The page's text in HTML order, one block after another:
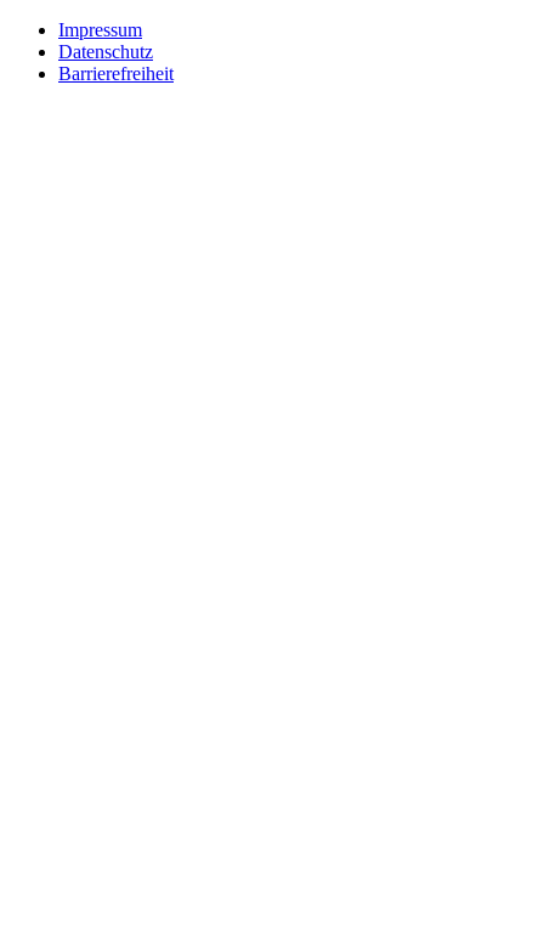
Impressum
Datenschutz
Barrierefreiheit